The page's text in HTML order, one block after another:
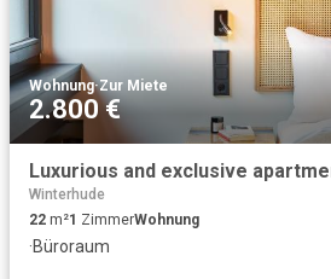
Wohnung·Zur Miete
2.800 €
Winterhude
22 m²1 ZimmerWohnung
·Büroraum